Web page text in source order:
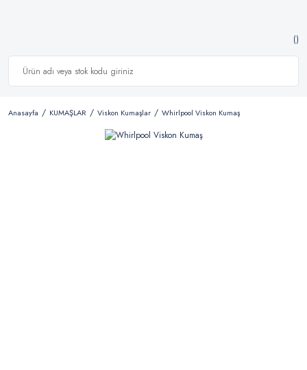
Anasayfa KUMAŞLAR Viskon Kumaşlar Whirlpool Viskon Kumaş